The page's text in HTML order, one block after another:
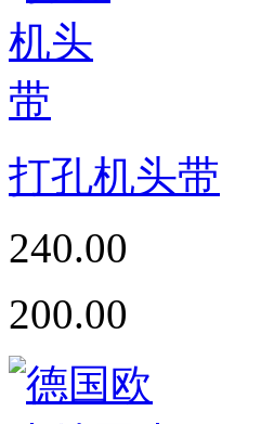
打孔机头带
240.00
200.00